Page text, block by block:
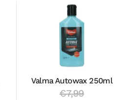
Valma Autowax 250ml
€7,99